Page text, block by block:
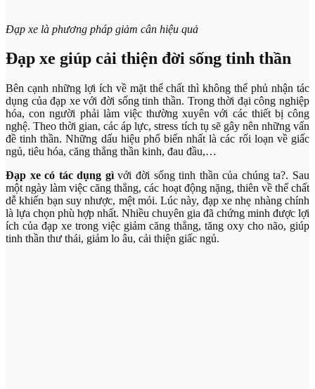
Đạp xe là phương pháp giảm cân hiệu quả
Đạp xe giúp cải thiện đời sống tinh thần
Bên cạnh những lợi ích về mặt thể chất thì không thể phủ nhận tác
dụng của đạp xe với đời sống tinh thần. Trong thời đại công nghiệp
hóa, con người phải làm việc thường xuyên với các thiết bị công
nghệ. Theo thời gian, các áp lực, stress tích tụ sẽ gây nên những vấn
đề tinh thần. Những dấu hiệu phổ biến nhất là các rối loạn về giấc
ngủ, tiêu hóa, căng thẳng thần kinh, đau đầu,…
Đạp xe có tác dụng gìvới đời sống tinh thần của chúng ta?. Sau
một ngày làm việc căng thẳng, các hoạt động nặng, thiên về thể chất
dễ khiến bạn suy nhược, mệt mỏi. Lúc này, đạp xe nhẹ nhàng chính
là lựa chọn phù hợp nhất. Nhiều chuyên gia đã chứng minh được lợi
ích của đạp xe trong việc giảm căng thẳng, tăng oxy cho não, giúp
tinh thần thư thái, giảm lo âu, cải thiện giấc ngủ.